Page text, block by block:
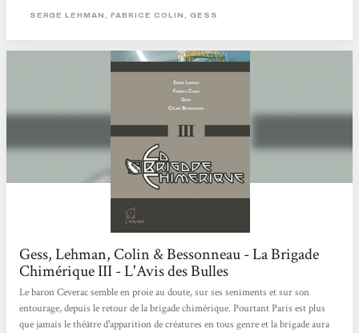
en scène par un Gess au trait "mignolesque", l'aventure est une immanquable
SERGE LEHMAN, FABRICE COLIN, GESS
Gess, Lehman, Colin & Bessonneau - La Brigade
Chimérique III - L'Avis des Bulles
Le baron Ceverac semble en proie au doute, sur ses seniments et sur son
entourage, depuis le retour de la brigade chimérique. Pourtant Paris est plus
que jamais le théâtre d'apparition de créatures en tous genre et la brigade aura